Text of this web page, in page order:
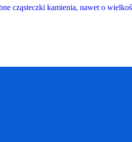
cząsteczki kamienia, nawet o